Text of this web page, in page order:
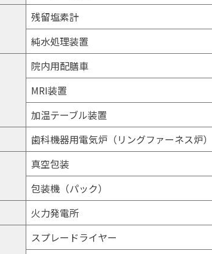
残留塩素計
純水処理装置
院内用配膳車
MRI装置
加温テーブル装置
歯科機器用電気炉（リングファーネス炉）
真空包装
包装機（パック）
火力発電所
スプレードライヤー